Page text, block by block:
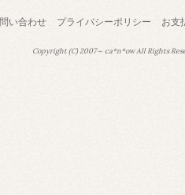
い合わせ プライバシーポリシー お支
Copyright (C) 2007～ ca*n*ow All Rights